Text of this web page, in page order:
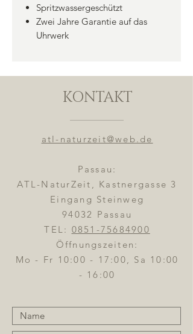
Spritzwassergeschützt
Zwei Jahre Garantie auf das
Uhrwerk
KONTAKT
atl-naturzeit@web.de
Passau:
ATL-NaturZeit, Kastnergasse 3
Eingang Steinweg
94032 Passau
TEL: 0851-75684900
Öffnungszeiten:
Mo - Fr 10:00 - 17:00, Sa 10:00
- 16:00